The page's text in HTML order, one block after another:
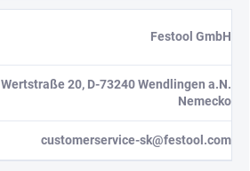
Festool GmbH
Wertstraße 20, D-73240 Wendlingen a.N.
Nemecko
customerservice-sk@festool.com